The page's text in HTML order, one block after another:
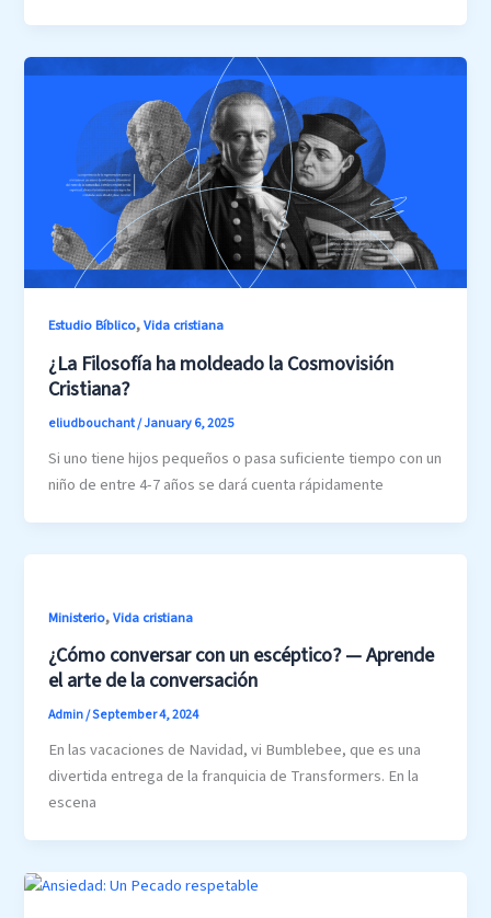
Estudio Bíblico,Vida cristiana
¿La Filosofía ha moldeado la Cosmovisión
Cristiana?
eliudbouchant/January 6, 2025
Si uno tiene hijos pequeños o pasa suficiente tiempo con un
niño de entre 4-7 años se dará cuenta rápidamente
Ministerio,Vida cristiana
¿Cómo conversar con un escéptico? — Aprende
el arte de la conversación
Admin/September 4, 2024
En las vacaciones de Navidad, vi Bumblebee, que es una
divertida entrega de la franquicia de Transformers. En la
escena